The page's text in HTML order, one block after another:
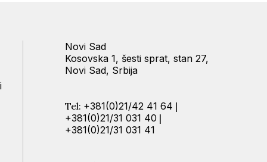
Novi Sad
Kosovska 1, šesti sprat, stan 27,
Novi Sad, Srbija
Tel: +381(0)21/42 41 64 |
+381(0)21/31 031 40 |
+381(0)21/31 031 41